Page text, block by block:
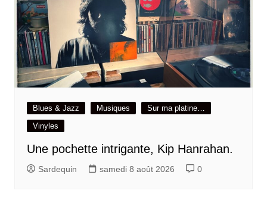
Blues & Jazz Musiques
Sur ma platine…
Vinyles
Une pochette intrigante, Kip Hanrahan.
Sardequin samedi 8 août 2026 0